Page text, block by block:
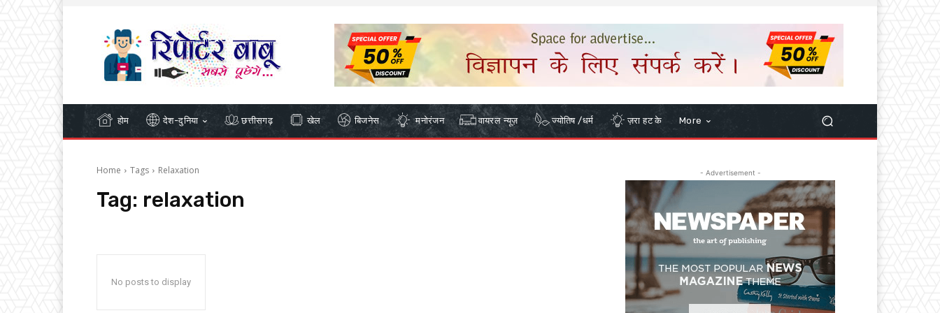
होम देश-दुनिया छत्तीसगढ़ खेल बिजनेस मनोरंजन वायरल न्यूज़ ज्योतिष /धर्म ज़रा हट के More
Home Tags Relaxation
Tag: relaxation
No posts to display
- Advertisement -